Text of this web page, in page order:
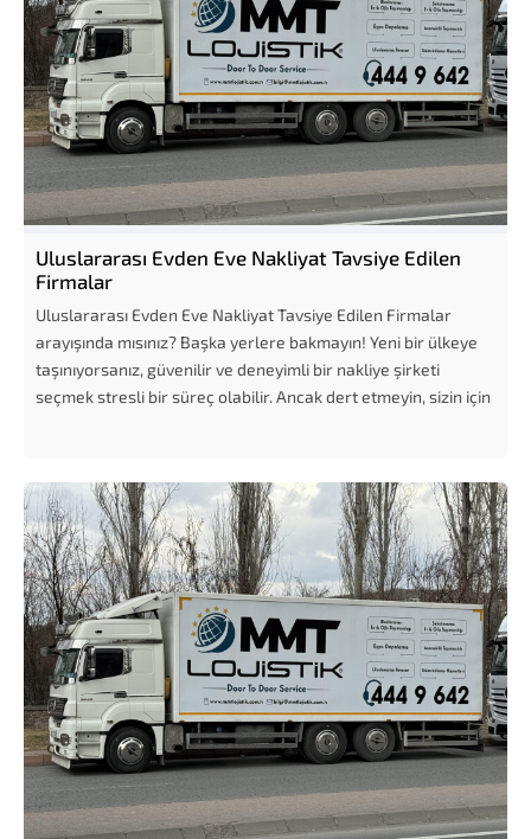
Uluslararası Evden Eve Nakliyat Tavsiye Edilen
Firmalar
Uluslararası Evden Eve Nakliyat Tavsiye Edilen Firmalar
arayışında mısınız? Başka yerlere bakmayın! Yeni bir ülkeye
taşınıyorsanız, güvenilir ve deneyimli bir nakliye şirketi
seçmek stresli bir süreç olabilir. Ancak dert etmeyin, sizin için